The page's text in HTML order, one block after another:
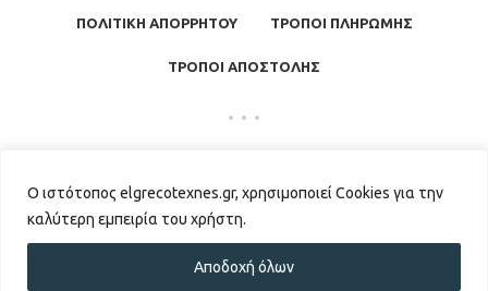
Ο ιστότοπος elgrecotexnes.gr, χρησιμοποιεί Cookies για την
καλύτερη εμπειρία του χρήστη.
Αποδοχή όλων
ΠΟΛΙΤΙΚΗ ΑΠΟΡΡΗΤΟΥ ΤΡΟΠΟΙ ΠΛΗΡΩΜΗΣ
ΤΡΟΠΟΙ ΑΠΟΣΤΟΛΗΣ
El Greco Texnes 2026 | Powered byGKISASGROUP